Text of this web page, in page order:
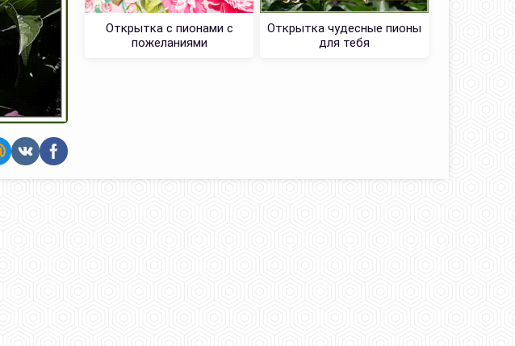
Открытка с пионами с
пожеланиями
Открытка чудесные пионы
для тебя